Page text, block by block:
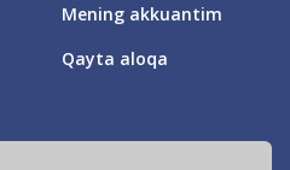
Mening akkuantim
Qayta aloqa